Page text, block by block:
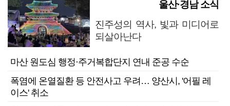
울산·경남 소식
진주성의 역사, 빛과 미디어로
되살아난다
마산 원도심 행정·주거복합단지 연내 준공 수순
폭염에 온열질환 등 안전사고 우려… 양산시, '어필 레
이스' 취소